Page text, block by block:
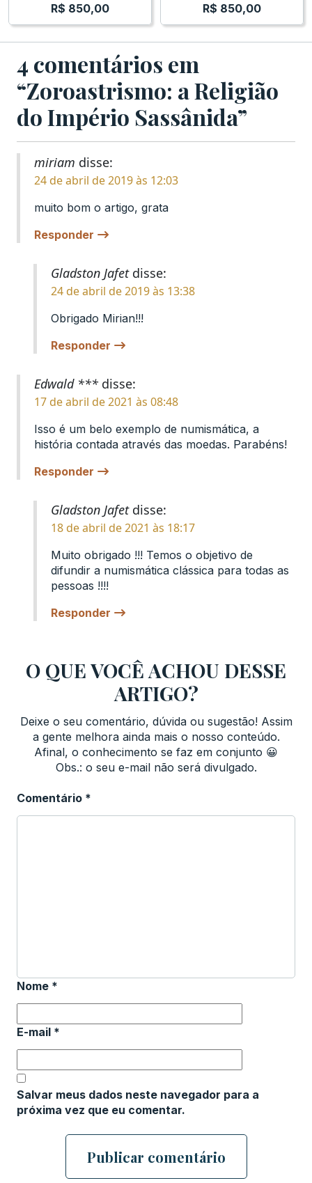
R$ 850,00 R$ 850,00
4 comentários em
“Zoroastrismo: a Religião
do Império Sassânida”
miriam disse:
24 de abril de 2019 às 12:03
muito bom o artigo, grata
Responder
Gladston Jafet disse:
24 de abril de 2019 às 13:38
Obrigado Mirian!!!
Responder
Edwald *** disse:
17 de abril de 2021 às 08:48
Isso é um belo exemplo de numismática, a
história contada através das moedas. Parabéns!
Responder
Gladston Jafet disse:
18 de abril de 2021 às 18:17
Muito obrigado !!! Temos o objetivo de
difundir a numismática clássica para todas as
pessoas !!!!
Responder
O QUE VOCÊ ACHOU DESSE
ARTIGO?
Deixe o seu comentário, dúvida ou sugestão! Assim
a gente melhora ainda mais o nosso conteúdo.
Afinal, o conhecimento se faz em conjunto 😀
Obs.: o seu e-mail não será divulgado.
Comentário *
Nome *
E-mail *
Salvar meus dados neste navegador para a
próxima vez que eu comentar.